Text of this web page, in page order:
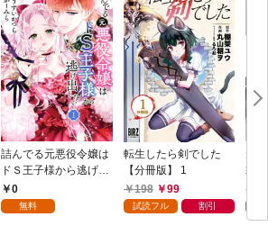
詰んでる元悪役令嬢は
ドＳ王子様から逃げ出
したい 【分冊版】 1
0
無料
転生したら剣でした
【分冊版】 1
198
99
試読フル 割引
元
隷
が
い